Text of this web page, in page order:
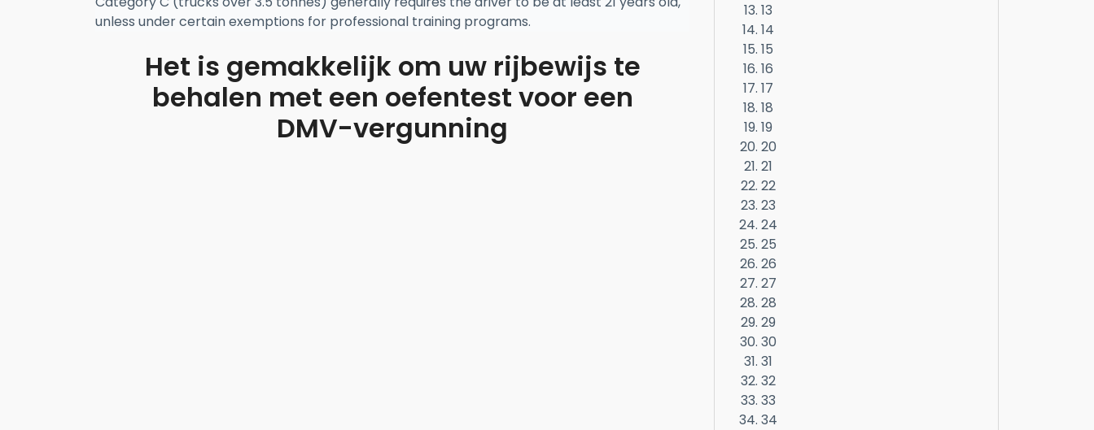
unless under certain exemptions for professional training programs.
Het is gemakkelijk om uw rijbewijs te
behalen met een oefentest voor een
DMV-vergunning
13
14
15
16
17
18
19
20
21
22
23
24
25
26
27
28
29
30
31
32
33
34